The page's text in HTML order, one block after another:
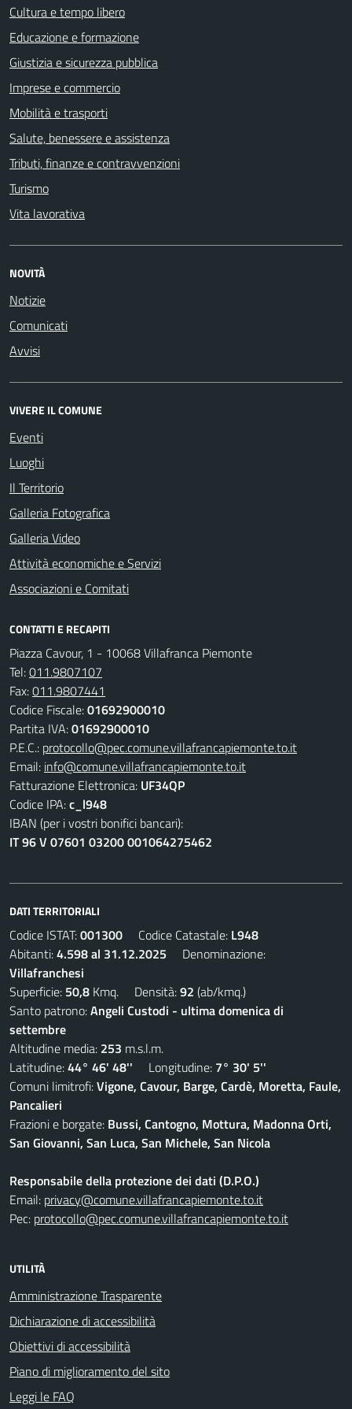
Cultura e tempo libero
Educazione e formazione
Giustizia e sicurezza pubblica
Imprese e commercio
Mobilità e trasporti
Salute, benessere e assistenza
Tributi, finanze e contravvenzioni
Turismo
Vita lavorativa
NOVITÀ
Notizie
Comunicati
Avvisi
VIVERE IL COMUNE
Eventi
Luoghi
Il Territorio
Galleria Fotografica
Galleria Video
Attività economiche e Servizi
Associazioni e Comitati
CONTATTI E RECAPITI
Piazza Cavour, 1 - 10068 Villafranca Piemonte
Tel:011.9807107
Fax:011.9807441
Codice Fiscale:01692900010
Partita IVA:01692900010
P.E.C.: protocollo@pec.comune.villafrancapiemonte.to.it
Email: info@comune.villafrancapiemonte.to.it
Fatturazione Elettronica: UF34QP
Codice IPA:c_l948
IBAN (per i vostri bonifici bancari):
IT 96 V 07601 03200 001064275462
DATI TERRITORIALI
Codice ISTAT:001300 Codice Catastale: L948
Abitanti:4.598 al 31.12.2025 Denominazione:
Villafranchesi
Superficie: 50,8 Kmq. Densità:92 (ab/kmq.)
Santo patrono:Angeli Custodi - ultima domenica di
settembre
Altitudine media: 253 m.s.l.m.
Latitudine:44° 46' 48'' Longitudine: 7° 30' 5''
Comuni limitrofi:Vigone, Cavour, Barge, Cardè, Moretta, Faule,
Pancalieri
Frazioni e borgate: Bussi, Cantogno, Mottura, Madonna Orti,
San Giovanni, San Luca, San Michele, San Nicola
Responsabile della protezione dei dati (D.P.O.)
Email: privacy@comune.villafrancapiemonte.to.it
Pec: protocollo@pec.comune.villafrancapiemonte.to.it
UTILITÀ
Amministrazione Trasparente
Dichiarazione di accessibilità
Obiettivi di accessibilità
Piano di miglioramento del sito
Leggi le FAQ